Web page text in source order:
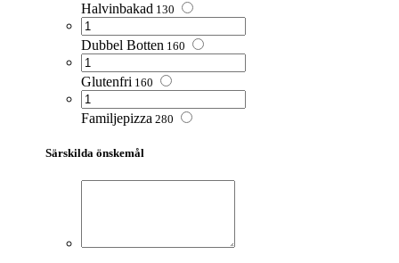
Halvinbakad 130
Dubbel Botten 160
Glutenfri 160
Familjepizza 280
Särskilda önskemål